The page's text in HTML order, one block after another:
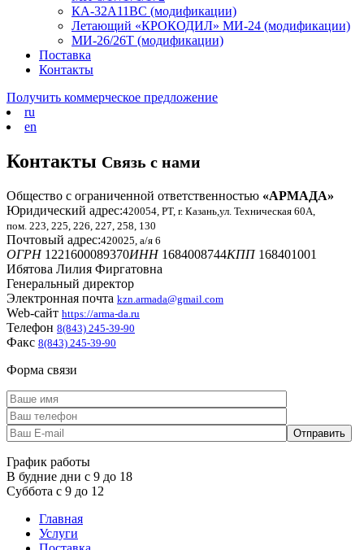
КА-32А11ВС (модификации)
Летающий «КРОКОДИЛ» МИ-24 (модификации)
МИ-26/26Т (модификации)
Поставка
Контакты
Получить коммерческое предложение
ru
en
Контакты Связь с нами
Общество с ограниченной ответственностью «АРМАДА»
Юридический адрес:420054, РТ, г. Казань,ул. Техническая 60А,
пом. 223, 225, 226, 227, 258, 130
Почтовый адрес:420025, а/я 6
ОГРН1221600089370ИНН1684008744КПП168401001
Ибятова Лилия Фиргатовна
Генеральный директор
Электронная почта kzn.armada@gmail.com
Web-сайт https://arma-da.ru
Телефон 8(843) 245-39-90
Факс 8(843) 245-39-90
Форма связи
График работы
В будние дни с 9 до 18
Суббота с 9 до 12
Главная
Услуги